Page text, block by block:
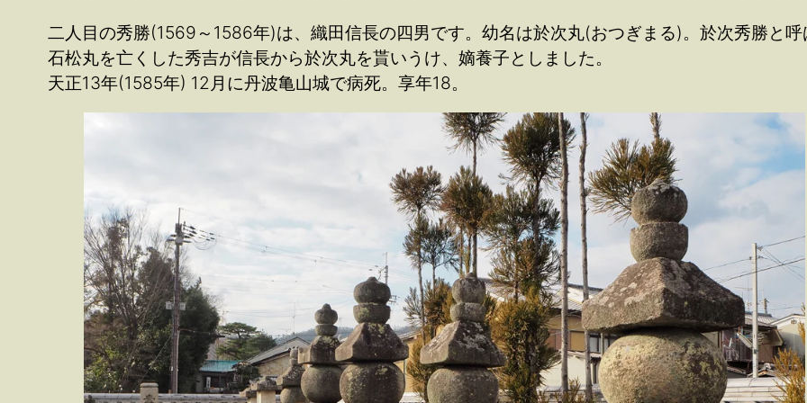
二人目の秀勝(1569～1586年)は、織田信長の四男です。幼名は於次丸(おつぎまる)。於次秀勝と呼
石松丸を亡くした秀吉が信長から於次丸を貰いうけ、嫡養子としました。
天正13年(1585年) 12月に丹波亀山城で病死。享年18。